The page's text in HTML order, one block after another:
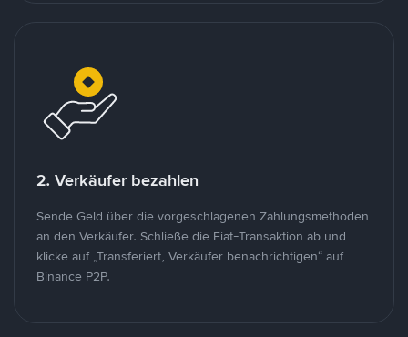
2. Verkäufer bezahlen
Sende Geld über die vorgeschlagenen Zahlungsmethoden
an den Verkäufer. Schließe die Fiat-Transaktion ab und
klicke auf „Transferiert, Verkäufer benachrichtigen“ auf
Binance P2P.